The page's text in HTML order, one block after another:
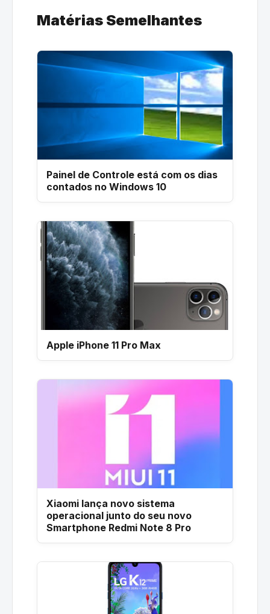
Matérias Semelhantes
Painel de Controle está com os dias
contados no Windows 10
Apple iPhone 11 Pro Max
Xiaomi lança novo sistema
operacional junto do seu novo
Smartphone Redmi Note 8 Pro